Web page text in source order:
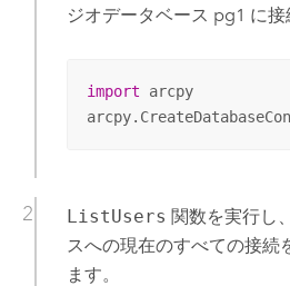
ジオデータベース pg1 に接
import arcpy
ListUsers 関数を実行し
スへの現在のすべての接続
ます。